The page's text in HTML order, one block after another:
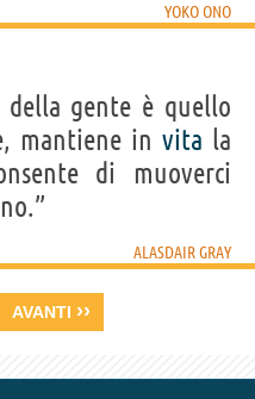
YOKO ONO
della gente è quello
mantiene in vita la
di muoverci
ALASDAIR GRAY
AVANTI ››